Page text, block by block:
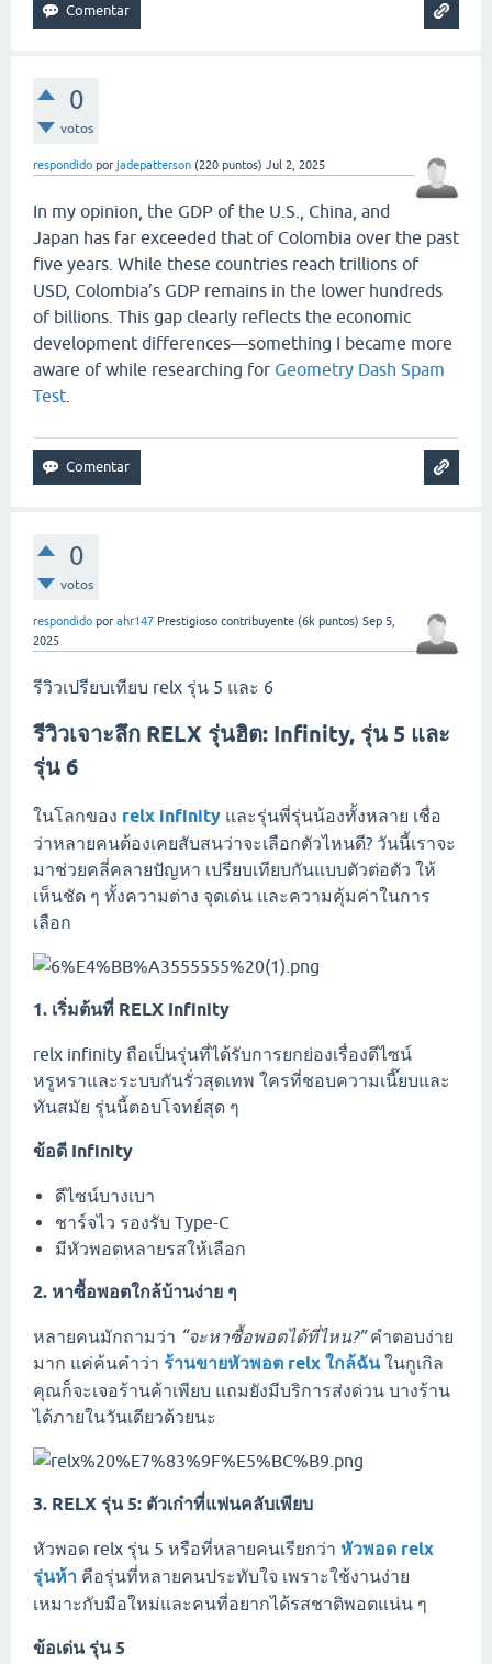
0
votos
respondido por jadepatterson (220 puntos) Jul 2, 2025
In my opinion, the GDP of the U.S., China, and
Japan has far exceeded that of Colombia over the past
five years. While these countries reach trillions of
USD, Colombia’s GDP remains in the lower hundreds
of billions. This gap clearly reflects the economic
development differences—something I became more
aware of while researching for Geometry Dash Spam
Test
0
votos
respondido por ahr147 Prestigioso contribuyente (6k puntos) Sep 5,
2025
รีวิวเปรียบเทียบ relx รุ่น 5 และ 6
รีวิวเจาะลึก RELX รุ่นฮิต: Infinity, รุ่น 5 และ
รุ่น 6
ในโลกของ relx infinity และรุ่นพี่รุ่นน้องทั้งหลาย เชื่อ
ว่าหลายคนต้องเคยสับสนว่าจะเลือกตัวไหนดี? วันนี้เราจะ
มาช่วยคลี่คลายปัญหา เปรียบเทียบกันแบบตัวต่อตัว ให้
เห็นชัด ๆ ทั้งความต่าง จุดเด่น และความคุ้มค่าในการ
เลือก
1. เริ่มต้นที่ RELX Infinity
relx infinity ถือเป็นรุ่นที่ได้รับการยกย่องเรื่องดีไซน์
หรูหราและระบบกันรั่วสุดเทพ ใครที่ชอบความเนี๊ยบและ
ทันสมัย รุ่นนี้ตอบโจทย์สุด ๆ
ข้อดี Infinity
ดีไซน์บางเบา
ชาร์จไว รองรับ Type-C
มีหัวพอตหลายรสให้เลือก
2. หาซื้อพอตใกล้บ้านง่าย ๆ
หลายคนมักถามว่า “จะหาซื้อพอตได้ที่ไหน?”คำตอบง่าย
มาก แค่ค้นคำว่า ร้านขายหัวพอต relx ใกล้ฉันในกูเกิล
คุณก็จะเจอร้านค้าเพียบ แถมยังมีบริการส่งด่วน บางร้าน
ได้ภายในวันเดียวด้วยนะ
3. RELX รุ่น 5: ตัวเก๋าที่แฟนคลับเพียบ
หัวพอด relx รุ่น 5 หรือที่หลายคนเรียกว่า หัวพอด relx
รุ่นห้า คือรุ่นที่หลายคนประทับใจ เพราะใช้งานง่าย
เหมาะกับมือใหม่และคนที่อยากได้รสชาติพอตแน่น ๆ
ข้อเด่น รุ่น 5